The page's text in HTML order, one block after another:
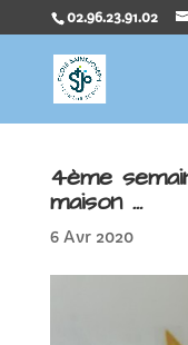
02.96.23.91.02
4ème
maison …
6 Avr 2020